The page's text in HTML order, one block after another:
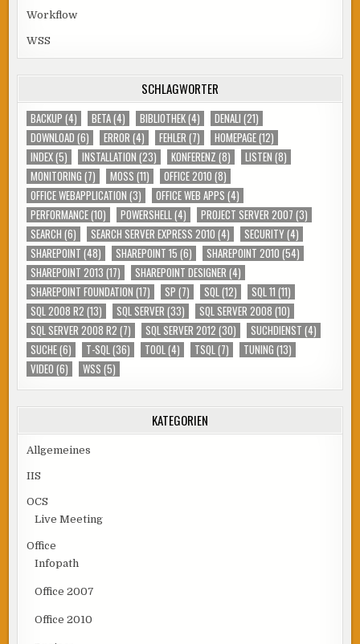
Workflow
WSS
SCHLAGWÖRTER
BACKUP (4) BETA(4) BIBLIOTHEK(4) DENALI (21)
DOWNLOAD (6) ERROR (4) FEHLER (7) HOMEPAGE(12)
INDEX(5) INSTALLATION (23) KONFERENZ (8) LISTEN (8)
MONITORING (7) MOSS (11) OFFICE 2010 (8)
OFFICE WEBAPPLICATION (3) OFFICE WEB APPS (4)
PERFORMANCE(10) POWERSHELL (4) PROJECT SERVER 2007 (3)
SEARCH (6) SEARCH SERVER EXPRESS 2010 (4) SECURITY(4)
SHAREPOINT (48) SHAREPOINT 15 (6) SHAREPOINT 2010 (54)
SHAREPOINT 2013 (17) SHAREPOINT DESIGNER (4)
SHAREPOINT FOUNDATION (17) SP (7) SQL (12) SQL 11 (11)
SQL 2008 R2 (13) SQL SERVER (33) SQL SERVER 2008 (10)
SQL SERVER 2008 R2 (7) SQL SERVER 2012 (30) SUCHDIENST (4)
SUCHE(6) T-SQL (36) TOOL (4) TSQL (7) TUNING (13)
VIDEO (6) WSS (5)
KATEGORIEN
Allgemeines
IIS
OCS
Live Meeting
Office
Infopath
Office 2007
Office 2010